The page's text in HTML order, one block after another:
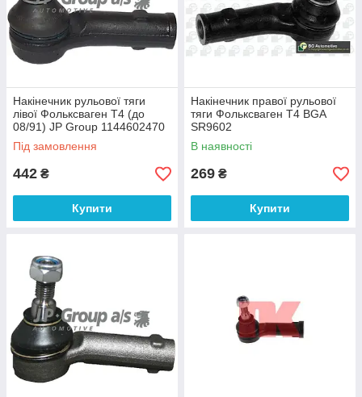
Накінечник рульової тяги
лівої Фольксваген Т4 (до
08/91) JP Group 1144602470
Під замовлення
442 ₴
Купити
Накінечник правої рульової
тяги Фольксваген Т4 BGA
SR9602
В наявності
269 ₴
Купити